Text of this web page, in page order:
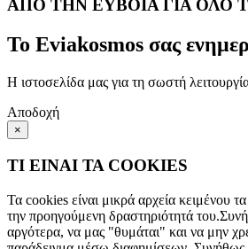
ΑΠΟ ΤΗΝ ΕΥΒΟΙΑ ΓΙΑ ΟΛΟ
Το Eviakosmos σας
Η ιστοσελίδα μας για τη σωστή
Αποδοχή
×
ΤΙ ΕΙΝΑΙ ΤΑ COOKIES
Τα cookies είναι μικρά αρχεία κειμένου
την προηγούμενη δραστηριότητά
αργότερα, να μας "θυμάται" και να μην